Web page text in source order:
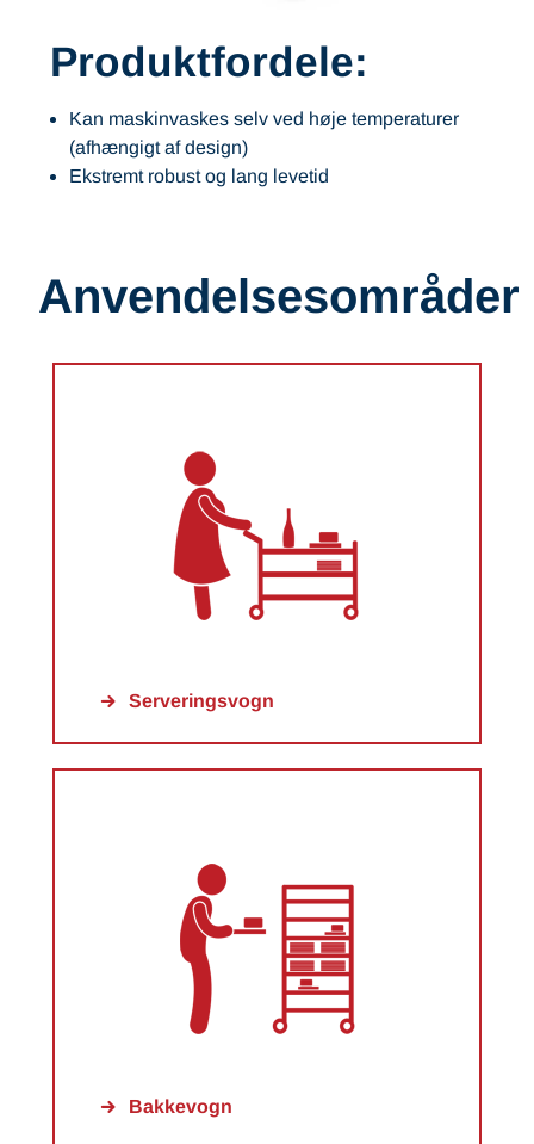
Produktfordele:
Kan maskinvaskes selv ved høje temperaturer
(afhængigt af design)
Ekstremt robust og lang levetid
Anvendelsesområder
Serveringsvogn
Bakkevogn